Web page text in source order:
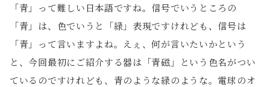
「青」って難しい日本語ですね。信号でいうところの
「青」は、色でいうと「緑」表現ですけれども、信号は
「青」って言いますよね。えぇ、何が言いたいかという
と、今回最初にご紹介する器は「青磁」という色名がつい
ているのですけれども、青のような緑のような。電球のオ